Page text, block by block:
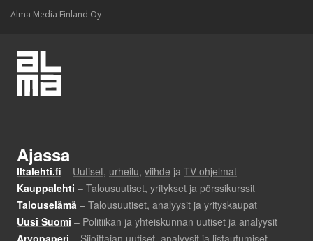
Alma Media Finland Oy